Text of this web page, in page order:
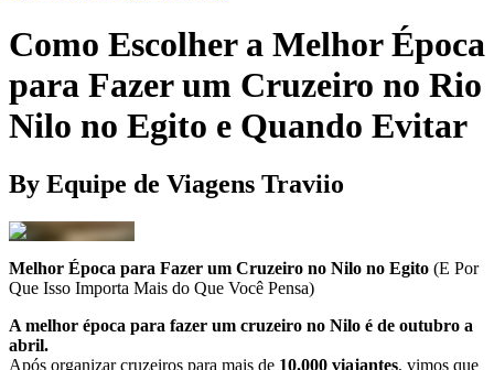
Como Escolher a Melhor Época
para Fazer um Cruzeiro no Rio
Nilo no Egito e Quando Evitar
By Equipe de Viagens Traviio
Melhor Época para Fazer um Cruzeiro no Nilo no Egito (E Por
Que Isso Importa Mais do Que Você Pensa)
A melhor época para fazer um cruzeiro no Nilo é de outubro a
abril.
Após organizar cruzeiros para mais de 10.000 viajantes, vimos que